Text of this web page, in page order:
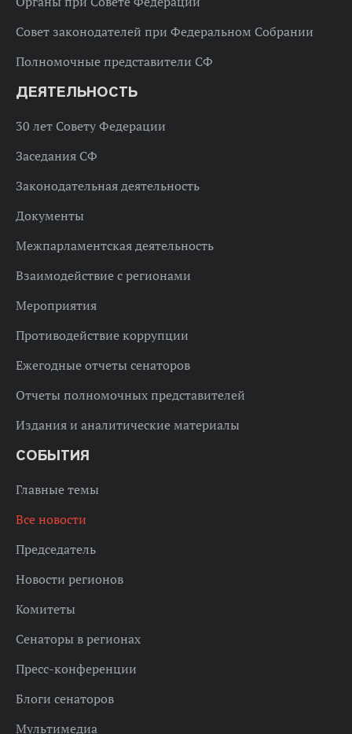
Совет законодателей при Федеральном Собрании
Полномочные представители СФ
ДЕЯТЕЛЬНОСТЬ
30 лет Совету Федерации
Заседания СФ
Законодательная деятельность
Документы
Межпарламентская деятельность
Взаимодействие с регионами
Мероприятия
Противодействие коррупции
Ежегодные отчеты сенаторов
Отчеты полномочных представителей
Издания и аналитические материалы
СОБЫТИЯ
Главные темы
Все новости
Председатель
Новости регионов
Комитеты
Сенаторы в регионах
Пресс-конференции
Блоги сенаторов
Мультимедиа